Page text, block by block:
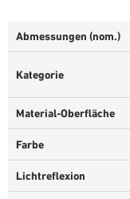
Abmessungen (nom.)
Kategorie
Material-Oberfläche
Farbe
Lichtreflexion